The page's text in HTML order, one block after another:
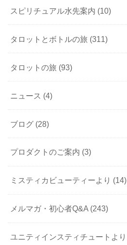
スピリチュアル水先案内 (10)
タロットとボトルの旅 (311)
タロットの旅 (93)
ニュース (4)
ブログ (28)
プロダクトのご案内 (3)
ミスティカビューティーより (14)
メルマガ・初心者Q&A (243)
ユニティインスティチュートより